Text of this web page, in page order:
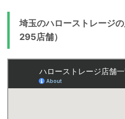
埼玉のハローストレージ
295店舗）